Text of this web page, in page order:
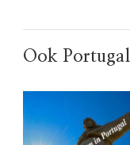
Ook Portugal